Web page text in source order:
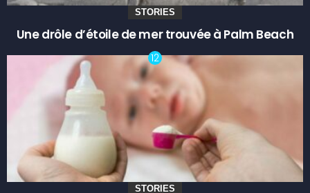
STORIES
Une drôle d’étoile de mer trouvée à Palm Beach
STORIES